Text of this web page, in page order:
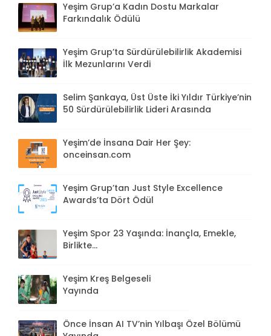
Yeşim Grup’a Kadın Dostu Markalar
Farkındalık Ödülü
Yeşim Grup’ta Sürdürülebilirlik Akademisi
İlk Mezunlarını Verdi
Selim Şankaya, Üst Üste İki Yıldır Türkiye’nin
50 Sürdürülebilirlik Lideri Arasında
Yeşim’de İnsana Dair Her Şey:
onceinsan.com
Yeşim Grup’tan Just Style Excellence
Awards’ta Dört Ödül
Yeşim Spor 23 Yaşında: İnançla, Emekle,
Birlikte...
Yeşim Kreş Belgeseli
Yayında
Önce İnsan AI TV’nin Yılbaşı Özel Bölümü